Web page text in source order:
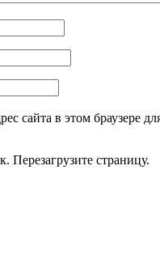
сайта в этом браузере
Перезагрузите страницу.